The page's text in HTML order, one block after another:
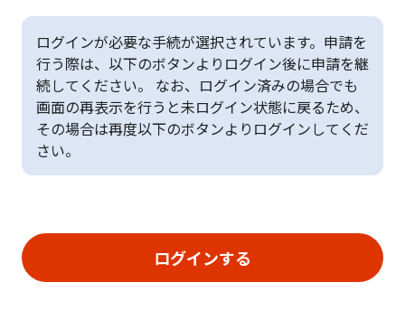
ログインが必要な手続が選択されています。申請を
行う際は、以下のボタンよりログイン後に申請を継
続してください。 なお、ログイン済みの場合でも
画面の再表示を行うと未ログイン状態に戻るため、
その場合は再度以下のボタンよりログインしてくだ
さい。